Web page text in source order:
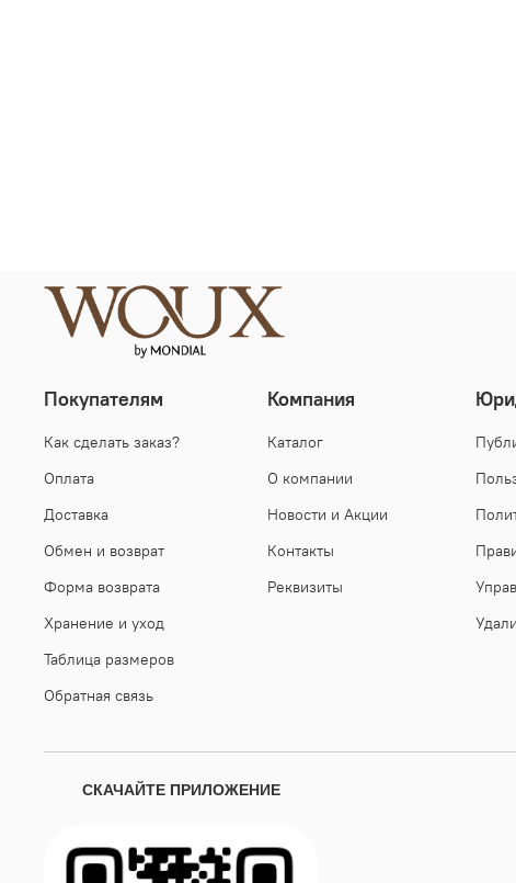
Покупателям
Как сделать заказ?
Оплата
Доставка
Обмен и возврат
Форма возврата
Хранение и уход
Таблица размеров
Обратная связь
Компания
Каталог
О компании
Новости и Акции
Контакты
Реквизиты
СКАЧАЙТЕ ПРИЛОЖЕНИЕ